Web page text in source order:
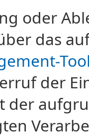
oder
das
der
der